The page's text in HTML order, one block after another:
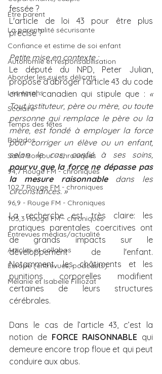
Être parent
La parentalité sécurisante
Confiance et estime de soi enfant
Autonomie et responsabilisation
Aborder les sujets délicats
Les écrans
Scolaire
Temps des fêtes
Balados
Salut Bonjour - chroniques
94,7 Rouge FM - chroniques
102,7 Rouge FM - chroniques
96,9 - Rouge FM - Chroniques
105,3 Rouge FM - chroniques
Entrevues médias/actualité
Articles et collabos
Europe (entrevues, podcasts)
Mélanie et Isabelle Filliozat
fessée ?
L'article de loi 43 pour être plus
précise ?
Petite mise en contexte :
Le député du NPD, Peter Julian,
propose d’abroger l’article 43 du code
criminel canadien qui stipule que : «
Tout instituteur, père ou mère, ou toute
personne qui remplace le père ou la
mère, est fondé à employer la force
pour corriger un élève ou un enfant,
selon le cas, confié à ses soins,
pourvu que la force ne dépasse pas
la mesure raisonnable dans les
circonstances. »
La recherche est très claire: les
pratiques parentales coercitives ont
de grands impacts sur le
développement de l'enfant.
Notamment, les châtiments et les
punitions corporelles modifient
certaines de leurs structures
cérébrales.
Dans le cas de l’article 43, c’est la
notion de FORCE RAISONNABLE qui
demeure encore trop floue et qui peut
conduire aux abus.